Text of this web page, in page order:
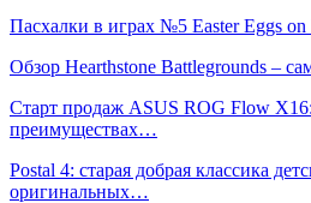
Пасхалки в играх №5 Easter Eggs
Обзор Hearthstone Battlegrounds –
Старт продаж ASUS ROG Flow
преимуществах…
Postal 4: старая добрая классика
оригинальных…